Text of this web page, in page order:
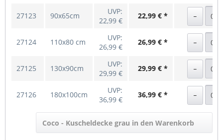
27123 90x65cm
UVP:
22,99 €
22,99 € *
27124 110x80 cm
UVP:
26,99 €
26,99 € *
27125 130x90cm
UVP:
29,99 €
29,99 € *
27126 180x100cm
UVP:
36,99 €
36,99 € *
Coco - Kuscheldecke grau in den Warenkorb